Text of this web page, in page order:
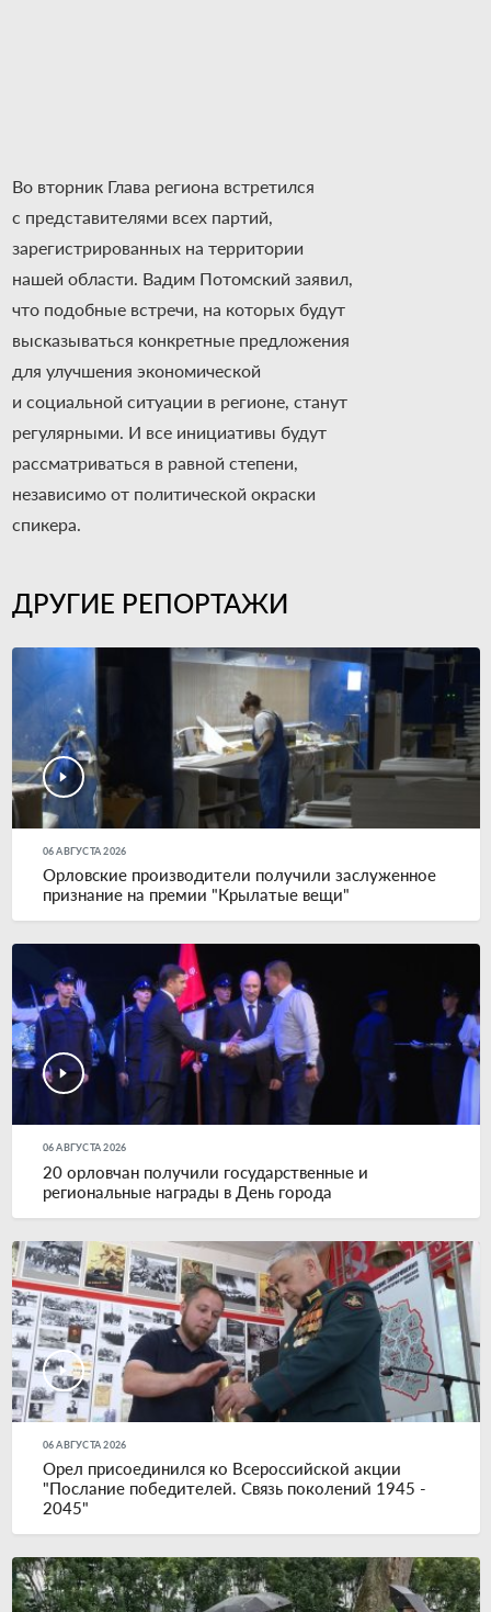
Во вторник Глава региона встретился
с представителями всех партий,
зарегистрированных на территории
нашей области. Вадим Потомский заявил,
что подобные встречи, на которых будут
высказываться конкретные предложения
для улучшения экономической
и социальной ситуации в регионе, станут
регулярными. И все инициативы будут
рассматриваться в равной степени,
независимо от политической окраски
спикера.
ДРУГИЕ РЕПОРТАЖИ
06 АВГУСТА 2026
Орловские производители получили заслуженное
признание на премии "Крылатые вещи"
06 АВГУСТА 2026
20 орловчан получили государственные и
региональные награды в День города
06 АВГУСТА 2026
Орел присоединился ко Всероссийской акции
"Послание победителей. Связь поколений 1945 -
2045"